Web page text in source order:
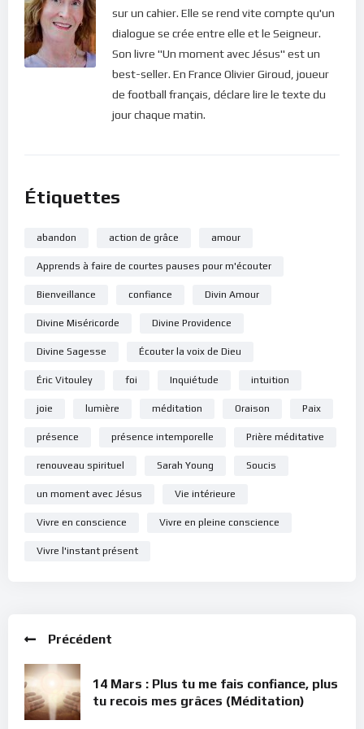
important(e) pour Lui et combien Il se réjouit à ton sujet.
Prendre l’habitude de se calmer et écouter le Seigneur, c’est
l’un des plus grands secrets d’un épanouissement spirituel
réussi. C’est le secret de la vie ! Car ainsi, ton esprit peut
percevoir la lumière qui éclaire et qui guérit. Et si tu arrives
véritablement à te connecter à la source de tout bien et de
Voilà le désir le plus profond du Christ pour chacun de nous !
béatitude ?
Bonne méditation.
Pour vous inscrire directement aux publications, veuillez
cliquer ici : [newsletter_button id=2 label=”S’abonner”
Si vous voulez vous inscrire sur le site (afin d’être en mesure
veuillez cliquer ici :
sur un cahier. Elle se rend vite compte qu'un
dialogue se crée entre elle et le Seigneur.
Son livre "Un moment avec Jésus" est un
best-seller. En France Olivier Giroud, joueur
de football français, déclare lire le texte du
jour chaque matin.
Étiquettes
abandon action de grâce amour
Apprends à faire de courtes pauses pour m'écouter
Bienveillance confiance Divin Amour
Divine Miséricorde Divine Providence
Divine Sagesse Écouter la voix de Dieu
Éric Vitouley foi Inquiétude intuition
joie lumière méditation Oraison Paix
présence présence intemporelle Prière méditative
renouveau spirituel Sarah Young Soucis
un moment avec Jésus Vie intérieure
Vivre en conscience Vivre en pleine conscience
Vivre l'instant présent
Précédent
14 Mars : Plus tu me fais confiance, plus
tu recois mes grâces (Méditation)